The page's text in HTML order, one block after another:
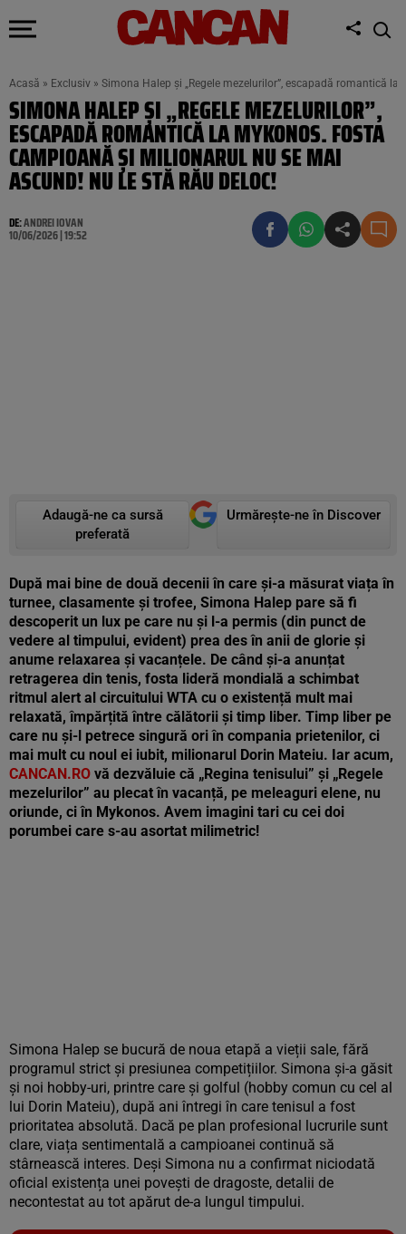
Acasă » Exclusiv » Simona Halep și „Regele mezelurilor”, escapadă romantică
SIMONA HALEP ȘI „REGELE MEZELURILOR”,
ESCAPADĂ ROMANTICĂ LA MYKONOS. FOSTA
CAMPIOANĂ ȘI MILIONARUL NU SE MAI
ASCUND! NU LE STĂ RĂU DELOC!
DE:ANDREI IOVAN
10/06/2026 | 19:52
Adaugă-ne ca sursă
preferată
Urmărește-ne în Discover
După mai bine de două decenii în care și-a măsurat viața în
turnee, clasamente și trofee, Simona Halep pare să fi
descoperit un lux pe care nu și l-a permis (din punct de
vedere al timpului, evident) prea des în anii de glorie și
anume relaxarea și vacanțele. De când și-a anunțat
retragerea din tenis, fosta lideră mondială a schimbat
ritmul alert al circuitului WTA cu o existență mult mai
relaxată, împărțită între călătorii și timp liber. Timp liber pe
care nu și-l petrece singură ori în compania prietenilor, ci
mai mult cu noul ei iubit, milionarul Dorin Mateiu. Iar acum,
CANCAN.RO vă dezvăluie că „Regina tenisului” și „Regele
mezelurilor” au plecat în vacanță, pe meleaguri elene, nu
oriunde, ci în Mykonos. Avem imagini tari cu cei doi
porumbei care s-au asortat milimetric!
Simona Halep se bucură de noua etapă a vieții sale, fără
programul strict și presiunea competițiilor. Simona și-a găsit
și noi hobby-uri, printre care și golful (hobby comun cu cel al
lui Dorin Mateiu), după ani întregi în care tenisul a fost
prioritatea absolută. Dacă pe plan profesional lucrurile sunt
clare, viața sentimentală a campioanei continuă să
stârnească interes. Deși Simona nu a confirmat niciodată
oficial existența unei povești de dragoste, detalii de
necontestat au tot apărut de-a lungul timpului.